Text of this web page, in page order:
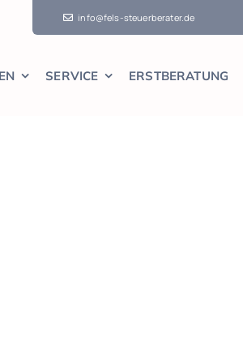
info@fels-steuerberater.de
SERVICE ERSTBERATUNG